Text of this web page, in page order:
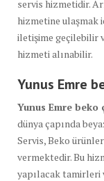
servis hizmetidir.
hizmetine ulaşmak
iletişime geçilebilir
hizmeti alınabilir.
Yunus Emre
Yunus Emre beko
dünya çapında
Servis, Beko
vermektedir. Bu
yapılacak tamirleri